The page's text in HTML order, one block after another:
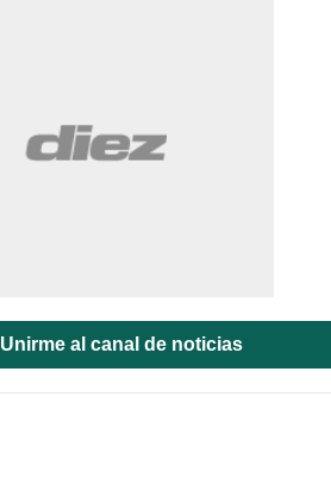
Unirme al canal de noticias